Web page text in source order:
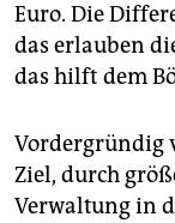
Euro. Die
das erlauben
das hilft dem
Vordergründig
Ziel, durch
Verwaltung in